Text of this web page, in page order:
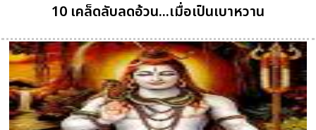
10 เคล็ดลับลดอ้วน...เมื่อเป็นเบาหวาน